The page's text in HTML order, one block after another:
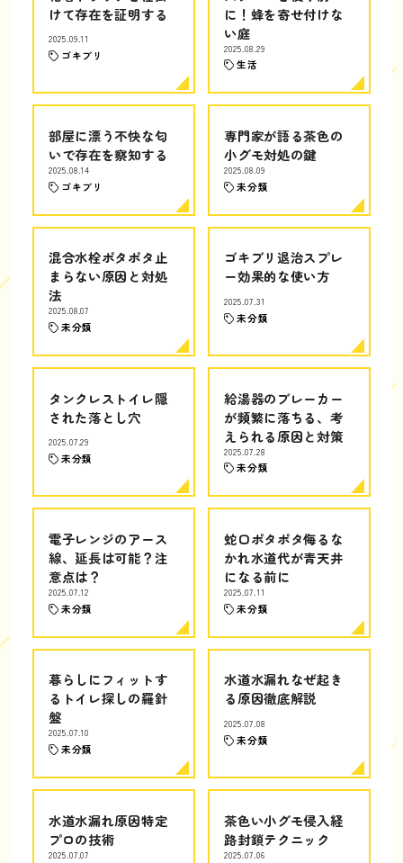
けて存在を証明する
2025.09.11
ゴキブリ
に！蜂を寄せ付けな
い庭
2025.08.29
生活
部屋に漂う不快な匂
いで存在を察知する
2025.08.14
ゴキブリ
専門家が語る茶色の
小グモ対処の鍵
2025.08.09
未分類
混合水栓ポタポタ止
まらない原因と対処
法
2025.08.07
未分類
ゴキブリ退治スプレ
ー効果的な使い方
2025.07.31
未分類
タンクレストイレ隠
された落とし穴
2025.07.29
未分類
給湯器のブレーカー
が頻繁に落ちる、考
えられる原因と対策
2025.07.28
未分類
電子レンジのアース
線、延長は可能？注
意点は？
2025.07.12
未分類
蛇口ポタポタ侮るな
かれ水道代が青天井
になる前に
2025.07.11
未分類
暮らしにフィットす
るトイレ探しの羅針
盤
2025.07.10
未分類
水道水漏れなぜ起き
る原因徹底解説
2025.07.08
未分類
水道水漏れ原因特定
プロの技術
2025.07.07
茶色い小グモ侵入経
路封鎖テクニック
2025.07.06